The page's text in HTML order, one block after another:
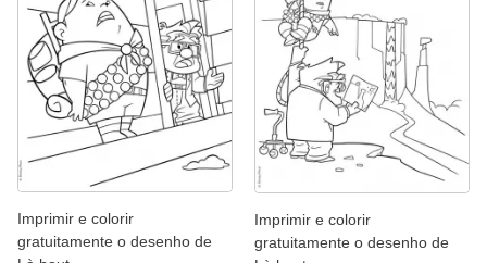
Imprimir e colorir
gratuitamente o desenho de
Imprimir e colorir
gratuitamente o desenho de